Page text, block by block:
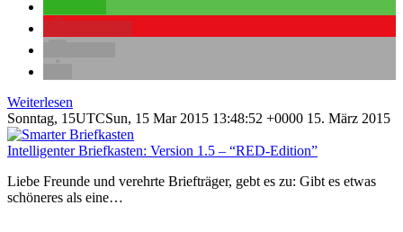
Weiterlesen
Sonntag, 15UTCSun, 15 Mar 2015 13:48:52 +0000 15. März 2015
Intelligenter Briefkasten: Version 1.5 – “RED-Edition”
Liebe Freunde und verehrte Briefträger, gebt es zu: Gibt es etwas
schöneres als eine…